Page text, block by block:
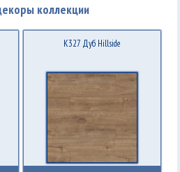
коллекции
K327 Дуб Hillside